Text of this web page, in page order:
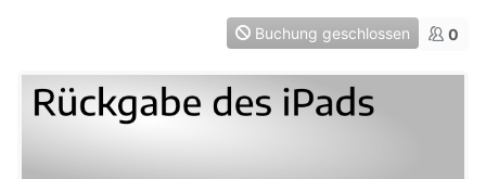
Buchung geschlossen 0